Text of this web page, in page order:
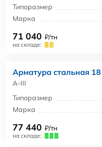
Типоразмер
Марка
71 040 ₽/тн
на складе:
Арматура стальная
А-III
Типоразмер
Марка
77 440 ₽/тн
на складе: